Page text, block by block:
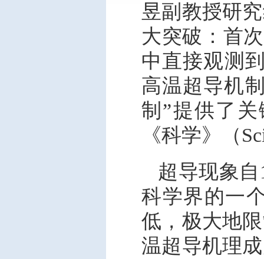
昱副教授研
大突破：首
中直接观测
高温超导机
制”提供了
《科学》（
超导现象
科学界的一
低，极大地
温超导机理